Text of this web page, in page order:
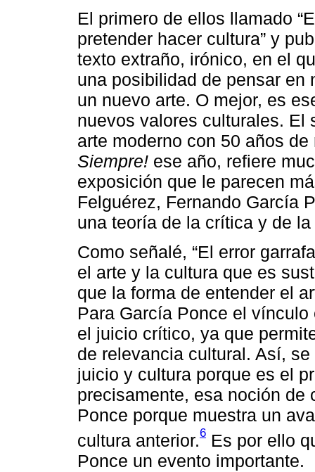
El primero de ellos llamado
pretender hacer cultura” y
texto extraño, irónico, en el
una posibilidad de pensar en
un nuevo arte. O mejor, es
nuevos valores culturales. El
arte moderno con 50 años
Siempre! ese año, refiere
exposición que le parecen
Felguérez, Fernando García
una teoría de la crítica y de
Como señalé, “El error
el arte y la cultura que es
que la forma de entender el
Para García Ponce el
el juicio crítico, ya que
de relevancia cultural. Así,
juicio y cultura porque es el
precisamente, esa noción de
Ponce porque muestra un
cultura anterior.6 Es por ello
Ponce un evento importante.